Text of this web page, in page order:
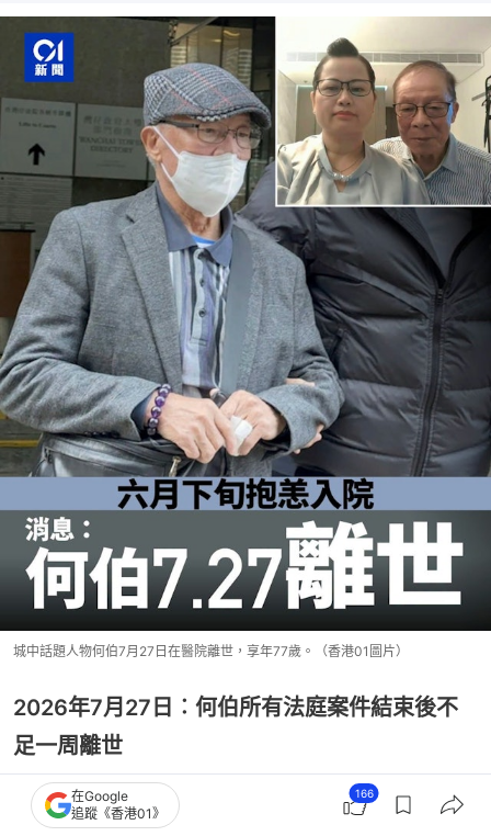
城中話題人物何伯7月27日在醫院離世，享年77歲。（香港01圖片）
2026年7月27日︰何伯所有法庭案件結束後不
足一周離世
何伯自今年5月起還押，雖然他身處醫院未能出庭，
但理論上法官判刑後可即場釋放。然而所有法庭案件
在Google
追蹤《香港01》
166